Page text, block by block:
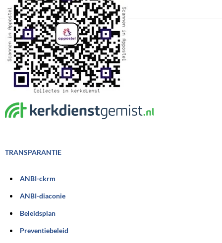
TRANSPARANTIE
ANBI-ckrm
ANBI-diaconie
Beleidsplan
Preventiebeleid